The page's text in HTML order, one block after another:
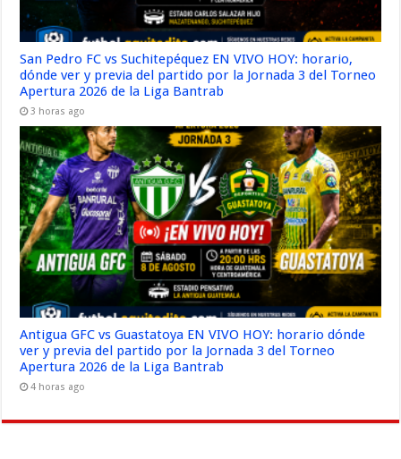
San Pedro FC vs Suchitepéquez EN VIVO HOY: horario,
dónde ver y previa del partido por la Jornada 3 del Torneo
Apertura 2026 de la Liga Bantrab
3 horas ago
Antigua GFC vs Guastatoya EN VIVO HOY: horario dónde
ver y previa del partido por la Jornada 3 del Torneo
Apertura 2026 de la Liga Bantrab
4 horas ago